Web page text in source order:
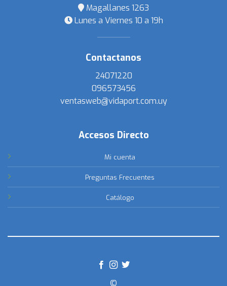
Magallanes 1263
Lunes a Viernes 10 a 19h
Contactanos
24071220
096573456
ventasweb@vidaport.com.uy
Accesos Directo
Mi cuenta
Preguntas Frecuentes
Catálogo
©